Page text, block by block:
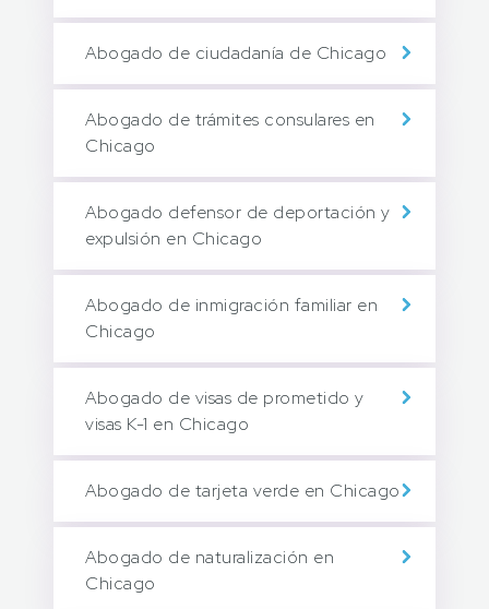
Abogado de ciudadanía de Chicago
Abogado de trámites consulares en
Chicago
Abogado defensor de deportación y
expulsión en Chicago
Abogado de inmigración familiar en
Chicago
Abogado de visas de prometido y
visas K-1 en Chicago
Abogado de tarjeta verde en Chicago
Abogado de naturalización en
Chicago